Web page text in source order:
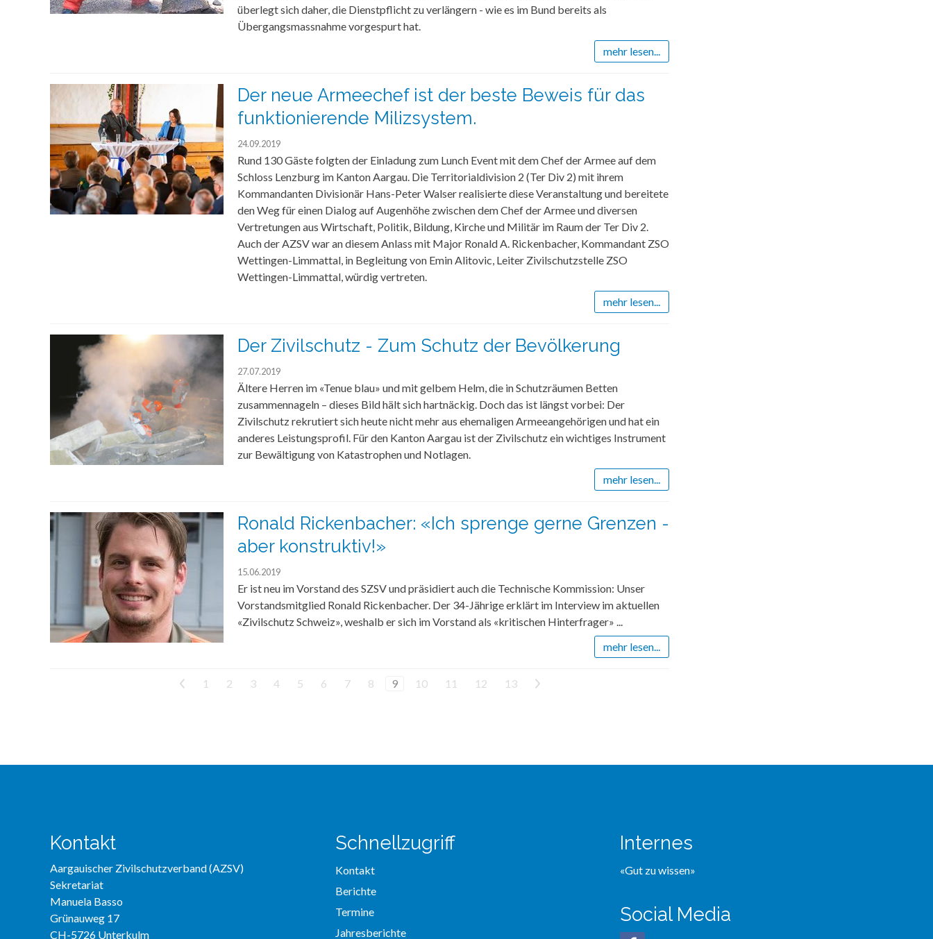
überlegt sich daher, die Dienstpflicht zu verlängern - wie es im Bund bereits als
Übergangsmassnahme vorgespurt hat.
mehr lesen...
Der neue Armeechef ist der beste Beweis für das
funktionierende Milizsystem.
24.09.2019
Rund 130 Gäste folgten der Einladung zum Lunch Event mit dem Chef der Armee auf dem
Schloss Lenzburg im Kanton Aargau. Die Territorialdivision 2 (Ter Div 2) mit ihrem
Kommandanten Divisionär Hans-Peter Walser realisierte diese Veranstaltung und bereitete
den Weg für einen Dialog auf Augenhöhe zwischen dem Chef der Armee und diversen
Vertretungen aus Wirtschaft, Politik, Bildung, Kirche und Militär im Raum der Ter Div 2.
Auch der AZSV war an diesem Anlass mit Major Ronald A. Rickenbacher, Kommandant ZSO
Wettingen-Limmattal, in Begleitung von Emin Alitovic, Leiter Zivilschutzstelle ZSO
Wettingen-Limmattal, würdig vertreten.
mehr lesen...
Der Zivilschutz - Zum Schutz der Bevölkerung
27.07.2019
Ältere Herren im «Tenue blau» und mit gelbem Helm, die in Schutzräumen Betten
zusammennageln – dieses Bild hält sich hartnäckig. Doch das ist längst vorbei: Der
Zivilschutz rekrutiert sich heute nicht mehr aus ehemaligen Armeeangehörigen und hat ein
anderes Leistungsprofil. Für den Kanton Aargau ist der Zivilschutz ein wichtiges Instrument
zur Bewältigung von Katastrophen und Notlagen.
mehr lesen...
Ronald Rickenbacher: «Ich sprenge gerne Grenzen -
aber konstruktiv!»
15.06.2019
Er ist neu im Vorstand des SZSV und präsidiert auch die Technische Kommission: Unser
Vorstandsmitglied Ronald Rickenbacher. Der 34-Jährige erklärt im Interview im aktuellen
«Zivilschutz Schweiz», weshalb er sich im Vorstand als «kritischen Hinterfrager» ...
mehr lesen...
< 1 2 3 4 5 6 7 8 9 10 11 12 13 >
Kontakt
Aargauischer Zivilschutzverband (AZSV)
Sekretariat
Manuela Basso
Grünauweg 17
CH-5726 Unterkulm
Schnellzugriff
Kontakt
Berichte
Termine
Jahresberichte
Internes
«Gut zu wissen»
Social Media